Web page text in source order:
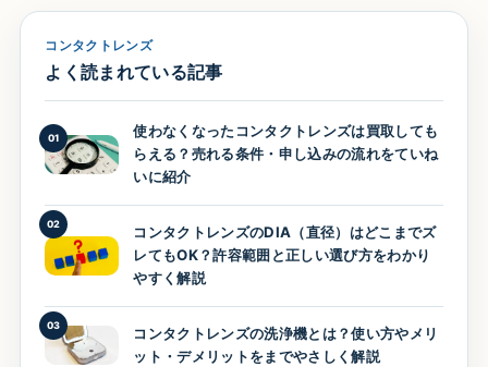
コンタクトレンズ
よく読まれている記事
01
使わなくなったコンタクトレンズは買取しても
らえる？売れる条件・申し込みの流れをていね
いに紹介
02
コンタクトレンズのDIA（直径）はどこまでズ
レてもOK？許容範囲と正しい選び方をわかり
やすく解説
03
コンタクトレンズの洗浄機とは？使い方やメリ
ット・デメリットをまでやさしく解説